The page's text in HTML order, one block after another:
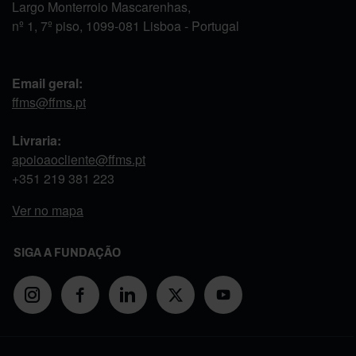
Largo Monterroio Mascarenhas,
nº 1, 7º piso, 1099-081 Lisboa - Portugal
Email geral:
ffms@ffms.pt
Livraria:
apoioaocliente@ffms.pt
+351 219 381 223
Ver no mapa
SIGA A FUNDAÇÃO